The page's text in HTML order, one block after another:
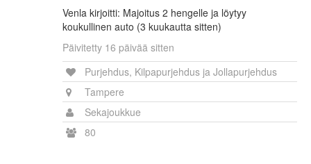
Venla kirjoitti: Majoitus 2 hengelle ja löytyy
koukullinen auto (3 kuukautta sitten)
Päivitetty 16 päivää sitten
Purjehdus, Kilpapurjehdus ja Jollapurjehdus
Tampere
Sekajoukkue
80